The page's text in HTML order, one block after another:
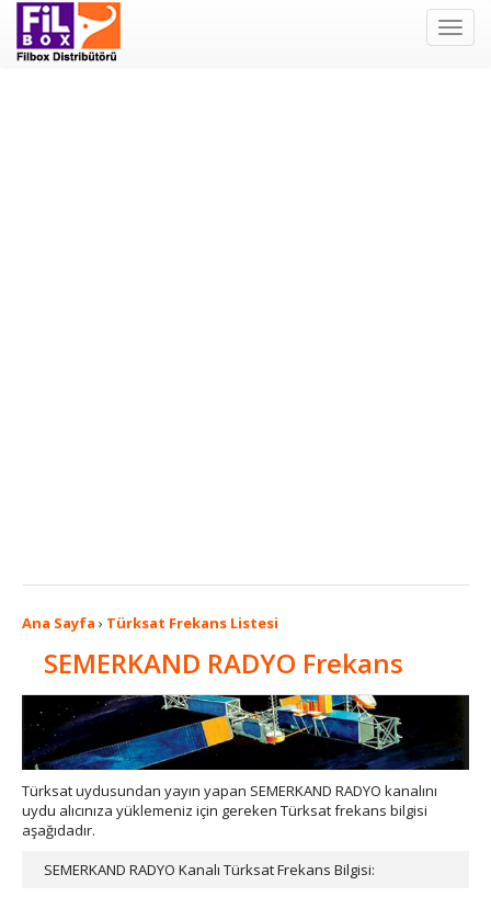
Filbox
Ana Sayfa › Türksat Frekans Listesi
SEMERKAND RADYO Frekans
Türksat uydusundan yayın yapan SEMERKAND RADYO kanalını
uydu alıcınıza yüklemeniz için gereken Türksat frekans bilgisi
aşağıdadır.
SEMERKAND RADYO Kanalı Türksat Frekans Bilgisi: